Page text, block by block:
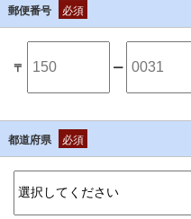
郵便番号 必須
〒 ー
都道府県 必須